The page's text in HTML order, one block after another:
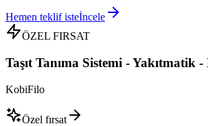
Hemen teklif isteİncele
ÖZEL FIRSAT
Taşıt Tanıma Sistemi - Yakıtmatik
KobiFilo
Özel fırsat